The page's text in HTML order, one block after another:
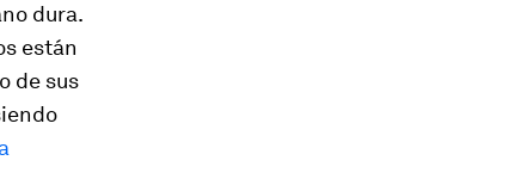
dura.
están
de sus